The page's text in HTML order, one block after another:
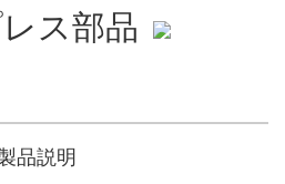
ス部品
品説明